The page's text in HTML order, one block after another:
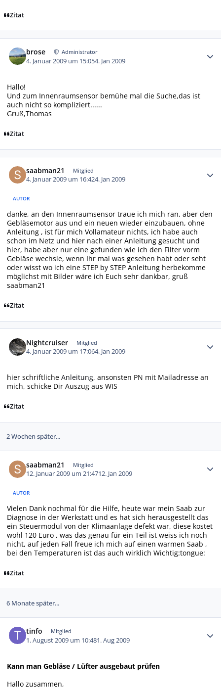
Zitat
brose Administrator
4. Januar 2009 um 15:054. Jan 2009
Hallo!
Und zum Innenraumsensor bemühe mal die Suche,das ist
auch nicht so kompliziert......
Gruß,Thomas
Zitat
saabman21 Mitglied
4. Januar 2009 um 16:424. Jan 2009
AUTOR
danke, an den Innenraumsensor traue ich mich ran, aber den
Gebläsemotor aus und ein neuen wieder einzubauen, ohne
Anleitung , ist für mich Vollamateur nichts, ich habe auch
schon im Netz und hier nach einer Anleitung gesucht und
hier, habe aber nur eine gefunden wie ich den Filter vorm
Gebläse wechsle, wenn Ihr mal was gesehen habt oder seht
oder wisst wo ich eine STEP by STEP Anleitung herbekomme
möglichst mit Bilder wäre ich Euch sehr dankbar, gruß
saabman21
Zitat
Nightcruiser Mitglied
4. Januar 2009 um 17:064. Jan 2009
hier schriftliche Anleitung, ansonsten PN mit Mailadresse an
mich, schicke Dir Auszug aus WIS
Zitat
2 Wochen später...
saabman21 Mitglied
12. Januar 2009 um 21:4712. Jan 2009
AUTOR
Vielen Dank nochmal für die Hilfe, heute war mein Saab zur
Diagnose in der Werkstatt und es hat sich herausgestellt das
ein Steuermodul von der Klimaanlage defekt war, diese kostet
wohl 120 Euro , was das genau für ein Teil ist weiss ich noch
nicht, auf jeden Fall freue ich mich auf einen warmen Saab ,
bei den Temperaturen ist das auch wirklich Wichtig:tongue:
Zitat
6 Monate später...
tinfo Mitglied
1. August 2009 um 10:481. Aug 2009
Kann man Gebläse / Lüfter ausgebaut prüfen
Hallo zusammen,